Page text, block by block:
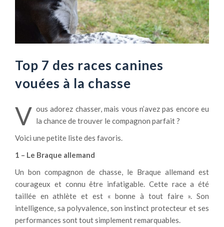
Top 7 des races canines
vouées à la chasse
V ous adorez chasser, mais vous n’avez pas encore eu
la chance de trouver le compagnon parfait ?
Voici une petite liste des favoris.
1 – Le Braque allemand
Un bon compagnon de chasse, le Braque allemand est
courageux et connu être infatigable. Cette race a été
taillée en athlète et est « bonne à tout faire ». Son
intelligence, sa polyvalence, son instinct protecteur et ses
performances sont tout simplement remarquables.